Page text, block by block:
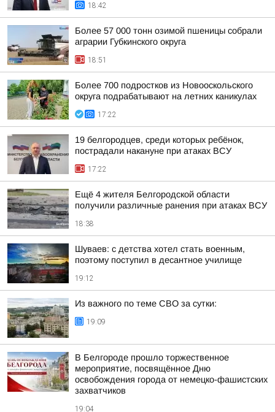
18:42
Более 57 000 тонн озимой пшеницы собрали
аграрии Губкинского округа
18:51
Более 700 подростков из Новооскольского
округа подрабатывают на летних каникулах
17:22
19 белгородцев, среди которых ребёнок,
пострадали накануне при атаках ВСУ
17:22
Ещё 4 жителя Белгородской области
получили различные ранения при атаках ВСУ
18:38
Шуваев: с детства хотел стать военным,
поэтому поступил в десантное училище
19:12
Из важного по теме СВО за сутки:
19:09
В Белгороде прошло торжественное
мероприятие, посвящённое Дню
освобождения города от немецко-фашистских
захватчиков
19:04